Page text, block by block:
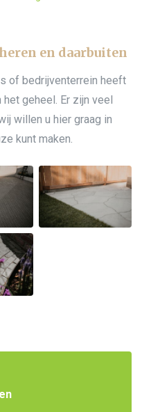
en daarbuiten
of bedrijventerrein heeft
geheel. Er zijn veel
willen u hier graag in
kunt maken.